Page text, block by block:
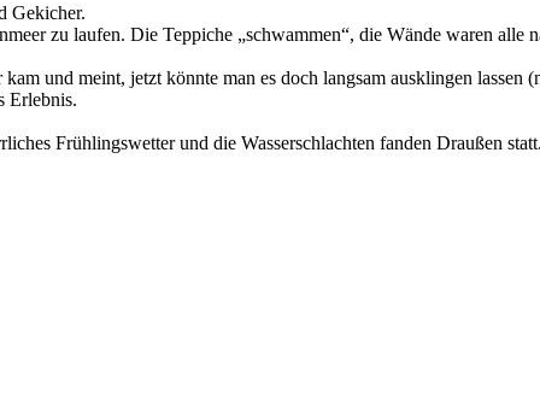
Gekicher.
zu laufen. Die Teppiche „schwammen“, die Wände waren alle
und meint, jetzt könnte man es doch langsam ausklingen
Erlebnis.
Frühlingswetter und die Wasserschlachten fanden Draußen